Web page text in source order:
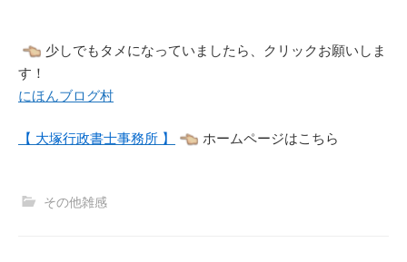
少しでもタメになっていましたら、クリックお願いしま
す！
にほんブログ村
【 大塚行政書士事務所 】 ホームページはこちら
その他雑感